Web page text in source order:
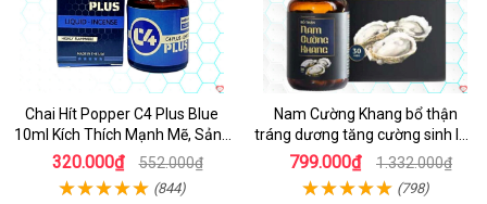
Chai Hít Popper C4 Plus Blue
10ml Kích Thích Mạnh Mẽ, Sảng
Khoái
320.000₫ 552.000₫
(844)
Nam Cường Khang bổ thận
tráng dương tăng cường sinh lực
nam
799.000₫ 1.332.000₫
(798)